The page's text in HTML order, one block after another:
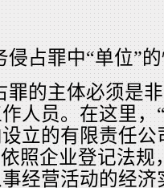
侵占罪中“单位”
罪的主体必须是
人员。在这里，
立的有限责任
照企业登记法
经营活动的经济